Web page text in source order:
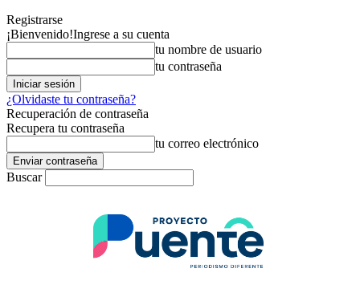
Registrarse
¡Bienvenido!Ingrese a su cuenta
tu nombre de usuario
tu contraseña
¿Olvidaste tu contraseña?
Recuperación de contraseña
Recupera tu contraseña
tu correo electrónico
Buscar